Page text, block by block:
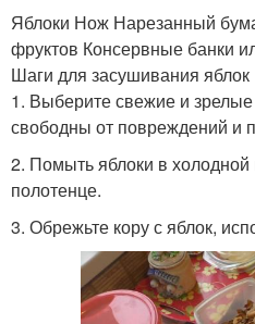
Яблоки Нож Нарезанный
фруктов Консервные банки
Шаги для засушивания яблок
1. Выберите свежие и
свободны от повреждений и
2. Помыть яблоки в
полотенце.
3. Обрежьте кору с яблок,